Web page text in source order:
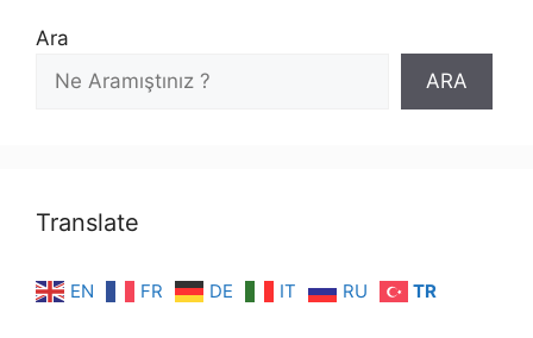
Ara
ARA
Translate
EN FR DE IT RU TR